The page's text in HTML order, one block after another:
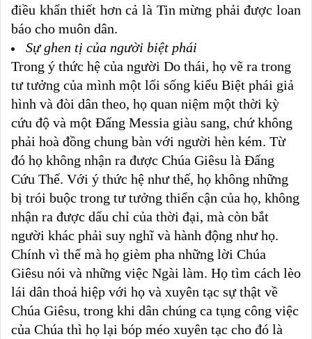
điều khẩn thiết hơn cả là Tin mừng phải được loan
báo cho muôn dân.
Sự ghen tị của người biệt phái
Trong ý thức hệ của người Do thái, họ vẽ ra trong
tư tưởng của mình một lối sống kiểu Biệt phái giả
hình và đòi dân theo, họ quan niệm một thời kỳ
cứu độ và một Đấng Messia giàu sang, chứ không
phải hoà đồng chung bàn với người hèn kém. Từ
đó họ không nhận ra được Chúa Giêsu là Đấng
Cứu Thế. Với ý thức hệ như thế, họ không những
bị trói buộc trong tư tưởng thiển cận của họ, không
nhận ra được dấu chỉ của thời đại, mà còn bắt
người khác phải suy nghĩ và hành động như họ.
Chính vì thế mà họ gièm pha những lời Chúa
Giêsu nói và những việc Ngài làm. Họ tìm cách lèo
lái dân thoả hiệp với họ và xuyên tạc sự thật về
Chúa Giêsu, trong khi dân chúng ca tụng công việc
của Chúa thì họ lại bóp méo xuyên tạc cho đó là